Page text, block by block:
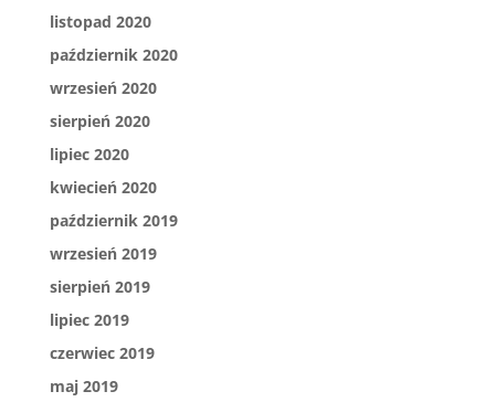
listopad 2020
październik 2020
wrzesień 2020
sierpień 2020
lipiec 2020
kwiecień 2020
październik 2019
wrzesień 2019
sierpień 2019
lipiec 2019
czerwiec 2019
maj 2019